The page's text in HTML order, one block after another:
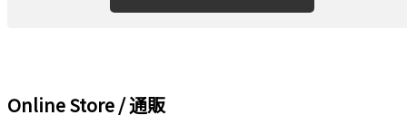
Online Store / 通販